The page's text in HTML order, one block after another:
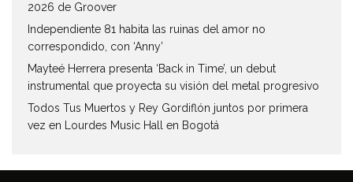
2026 de Groover
Independiente 81 habita las ruinas del amor no
correspondido, con ‘Anny’
Mayteé Herrera presenta ‘Back in Time’, un debut
instrumental que proyecta su visión del metal progresivo
Todos Tus Muertos y Rey Gordiflón juntos por primera
vez en Lourdes Music Hall en Bogotá